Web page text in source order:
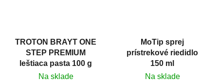
TROTON BRAYT ONE
STEP PREMIUM
leštiaca pasta 100 g
Na sklade
MoTip sprej
prístrekové riedidlo
150 ml
Na sklade